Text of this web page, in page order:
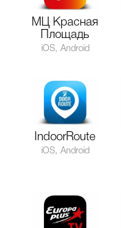
МЦ Красная
Площадь
iOS, Android
IndoorRoute
iOS, Android